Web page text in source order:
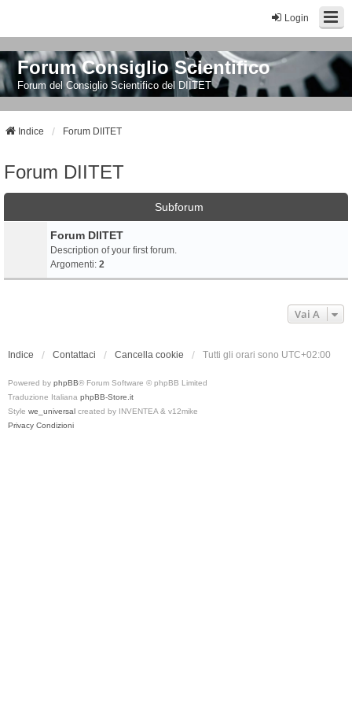
Login
Forum Consiglio Scientifico
Forum del Consiglio Scientifico del DIITET
Indice Forum DIITET
Forum DIITET
Subforum
Forum DIITET
Description of your first forum.
Argomenti: 2
Vai A
Indice Contattaci Cancella cookie Tutti gli orari sono UTC+02:00
Powered by phpBB® Forum Software © phpBB Limited
Traduzione Italiana phpBB-Store.it
Style we_universal created by INVENTEA & v12mike
Privacy Condizioni